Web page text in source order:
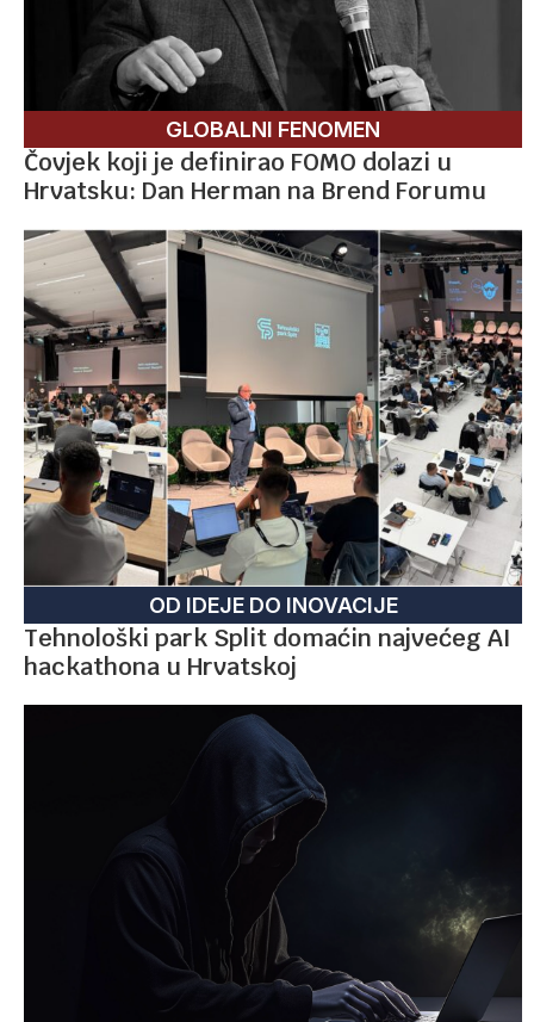
GLOBALNI FENOMEN
Čovjek koji je definirao FOMO dolazi u
Hrvatsku: Dan Herman na Brend Forumu
OD IDEJE DO INOVACIJE
Tehnološki park Split domaćin najvećeg AI
hackathona u Hrvatskoj